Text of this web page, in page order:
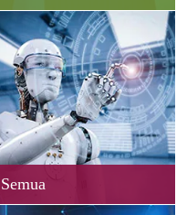
Semua